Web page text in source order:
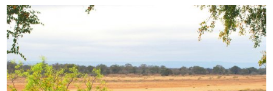
eines Tagesausflugs solltet ihr euch gut versorgen. Die
Strecken innerhalb des Parks sind nicht zu unterschätzen!
Ihr solltet auf jeden Fall Pausen machen und euch
ausruhen, beispielsweise in den Camps.